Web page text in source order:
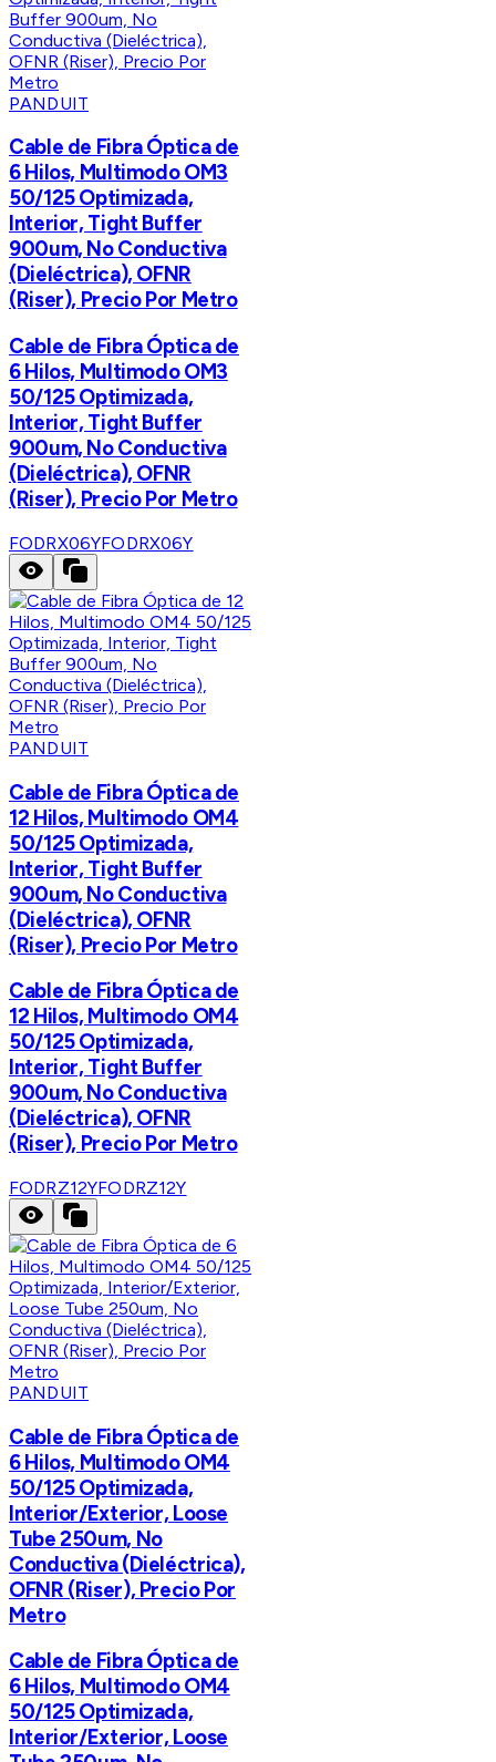
PANDUIT
Cable de Fibra Óptica de
6 Hilos, Multimodo OM3
50/125 Optimizada,
Interior, Tight Buffer
900um, No Conductiva
(Dieléctrica), OFNR
(Riser), Precio Por Metro
Cable de Fibra Óptica de
6 Hilos, Multimodo OM3
50/125 Optimizada,
Interior, Tight Buffer
900um, No Conductiva
(Dieléctrica), OFNR
(Riser), Precio Por Metro
FODRX06YFODRX06Y
PANDUIT
Cable de Fibra Óptica de
12 Hilos, Multimodo OM4
50/125 Optimizada,
Interior, Tight Buffer
900um, No Conductiva
(Dieléctrica), OFNR
(Riser), Precio Por Metro
Cable de Fibra Óptica de
12 Hilos, Multimodo OM4
50/125 Optimizada,
Interior, Tight Buffer
900um, No Conductiva
(Dieléctrica), OFNR
(Riser), Precio Por Metro
FODRZ12YFODRZ12Y
PANDUIT
Cable de Fibra Óptica de
6 Hilos, Multimodo OM4
50/125 Optimizada,
Interior/Exterior, Loose
Tube 250um, No
Conductiva (Dieléctrica),
OFNR (Riser), Precio Por
Metro
Cable de Fibra Óptica de
6 Hilos, Multimodo OM4
50/125 Optimizada,
Interior/Exterior, Loose